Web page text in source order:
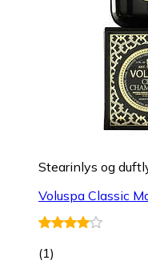
Stearinlys og
Voluspa Classic
(1)